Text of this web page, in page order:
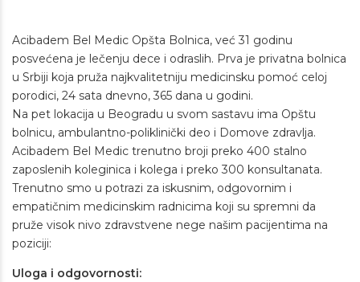
Acibadem Bel Medic Opšta Bolnica, već 31 godinu
posvećena je lečenju dece i odraslih. Prva je privatna bolnica
u Srbiji koja pruža najkvalitetniju medicinsku pomoć celoj
porodici, 24 sata dnevno, 365 dana u godini.
Na pet lokacija u Beogradu u svom sastavu ima Opštu
bolnicu, ambulantno-poliklinički deo i Domove zdravlja.
Acibadem Bel Medic trenutno broji preko 400 stalno
zaposlenih koleginica i kolega i preko 300 konsultanata.
Trenutno smo u potrazi za iskusnim, odgovornim i
empatičnim medicinskim radnicima koji su spremni da
pruže visok nivo zdravstvene nege našim pacijentima na
poziciji:
Uloga i odgovornosti: